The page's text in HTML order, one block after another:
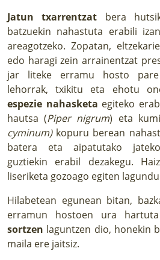
Jatun txarrentzat bera
batzuekin nahastuta erabili
areagotzeko. Zopatan,
edo haragi zein arrainentzat
jar liteke erramu hosto
lehorrak, txikitu eta ehotu
espezie nahasketa egiteko
hautsa (Piper nigrum) eta
cyminum)kopuru berean
batera eta aipatutako
guztiekin erabil dezakegu.
liseriketa gozoago egiten
Hilabetean egunean bitan,
erramun hostoen ura
sortzen laguntzen dio, honekin
maila ere jaitsiz.